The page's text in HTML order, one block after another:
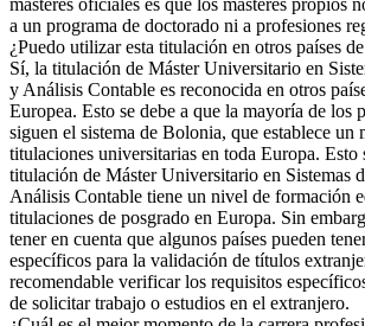
másteres oficiales es que los másteres propios
a un programa de doctorado ni a profesiones
¿Puedo utilizar esta titulación en otros países
Sí, la titulación de Máster Universitario en
y Análisis Contable es reconocida en otros
Europea. Esto se debe a que la mayoría de los
siguen el sistema de Bolonia, que establece un
titulaciones universitarias en toda Europa.
titulación de Máster Universitario en Sistemas
Análisis Contable tiene un nivel de formación
titulaciones de posgrado en Europa. Sin
tener en cuenta que algunos países pueden
específicos para la validación de títulos
recomendable verificar los requisitos
de solicitar trabajo o estudios en el extranjero.